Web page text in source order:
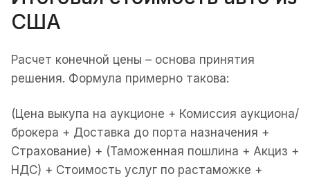
США
Расчет конечной цены – основа принятия
решения. Формула примерно такова:
(Цена выкупа на аукционе + Комиссия аукциона/
брокера + Доставка до порта назначения +
Страхование) + (Таможенная пошлина + Акциз +
НДС) + Стоимость услуг по растаможке +